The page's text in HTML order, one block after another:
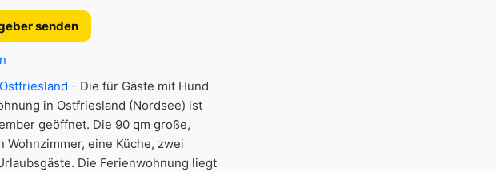
senden
- Die für Gäste mit Hund
in Ostfriesland (Nordsee) ist
geöffnet. Die 90 qm große,
eine Küche, zwei
Die Ferienwohnung liegt